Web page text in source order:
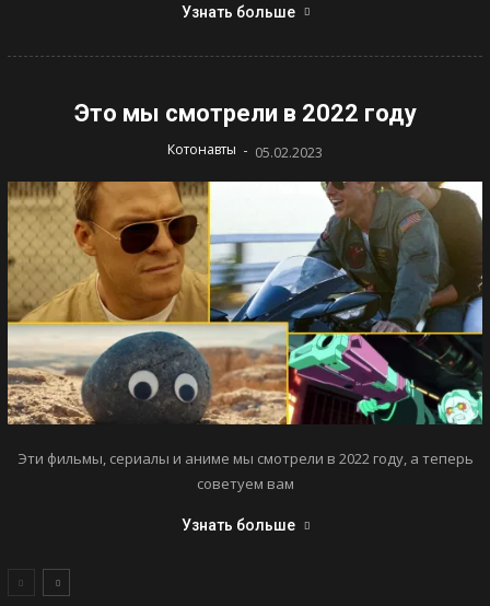
Узнать больше
Это мы смотрели в 2022 году
Котонавты - 05.02.2023
Эти фильмы, сериалы и аниме мы смотрели в 2022 году, а теперь
советуем вам
Узнать больше